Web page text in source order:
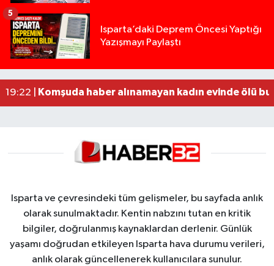
Isparta’daki Deprem Öncesi Yaptığı
Yazışmayı Paylaştı
5
13:00 |Yığılca'da kardeşler arasındaki silahlı kavgada
12:48 |Tur teknesi çalışanlarının birbirine girdiği kavga
02:26 |MOTOSİKLETLE ÇARPIŞAN OTOMOBİL GÜL
19:22 |
Komşuda haber alınamayan kadın evinde ölü
Isparta ve çevresindeki tüm gelişmeler, bu sayfada anlık
olarak sunulmaktadır. Kentin nabzını tutan en kritik
bilgiler, doğrulanmış kaynaklardan derlenir. Günlük
yaşamı doğrudan etkileyen Isparta hava durumu verileri,
anlık olarak güncellenerek kullanıcılara sunulur.